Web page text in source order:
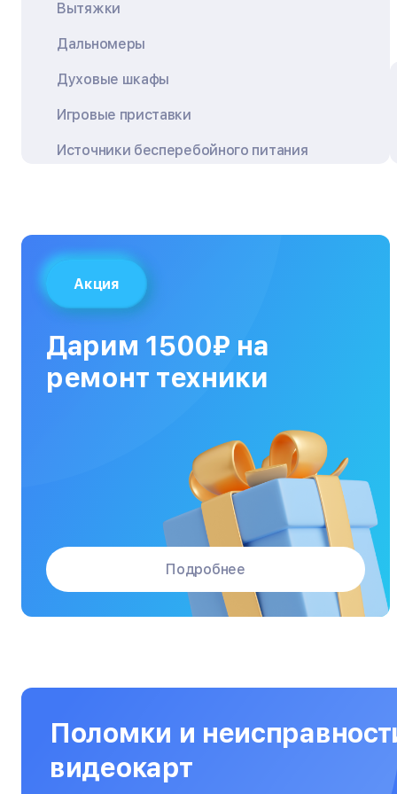
Вытяжки
Дальномеры
Духовые шкафы
Игровые приставки
Источники бесперебойного питания
Кофемашины
Кухонные плиты
МФУ
Микроволновые печи
Морозильные камеры
Оптические прицелы
Акция
Дарим 1500₽ на
ремонт техники
Подробнее
Поломки и
видеокарт